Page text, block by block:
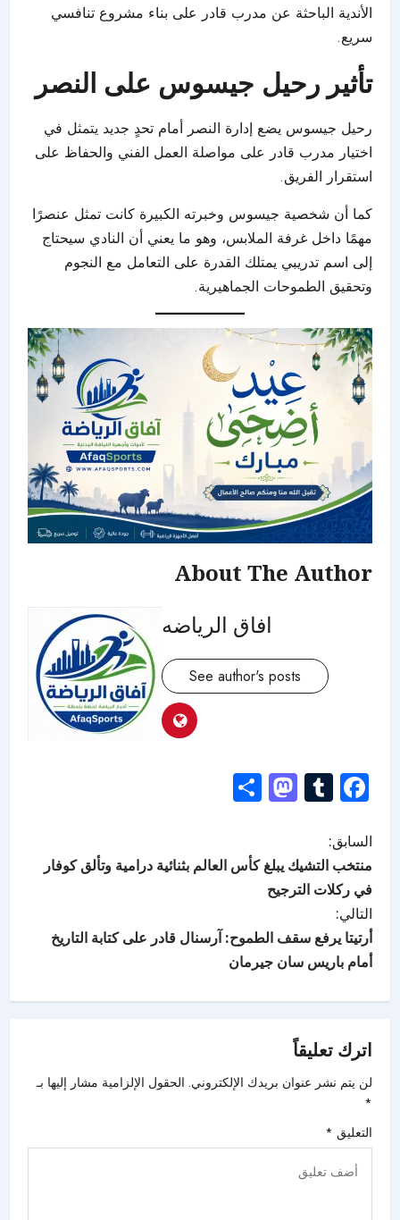
الأندية الباحثة عن مدرب قادر على بناء مشروع تنافسي
سريع.
تأثير رحيل جيسوس على النصر
رحيل جيسوس يضع إدارة النصر أمام تحدٍ جديد يتمثل في
اختيار مدرب قادر على مواصلة العمل الفني والحفاظ على
استقرار الفريق.
كما أن شخصية جيسوس وخبرته الكبيرة كانت تمثل عنصرًا
مهمًا داخل غرفة الملابس، وهو ما يعني أن النادي سيحتاج
إلى اسم تدريبي يمتلك القدرة على التعامل مع النجوم
وتحقيق الطموحات الجماهيرية.
About The Author
افاق الرياضه
See author's posts
Facebook
Tumblr
Mastodon
السابق:
منتخب التشيك يبلغ كأس العالم بثنائية درامية وتألق كوفار
في ركلات الترجيح
التالي:
أرتيتا يرفع سقف الطموح: آرسنال قادر على كتابة التاريخ
أمام باريس سان جيرمان
اترك تعليقاً
لن يتم نشر عنوان بريدك الإلكتروني. الحقول الإلزامية مشار إليها بـ
*
التعليق *